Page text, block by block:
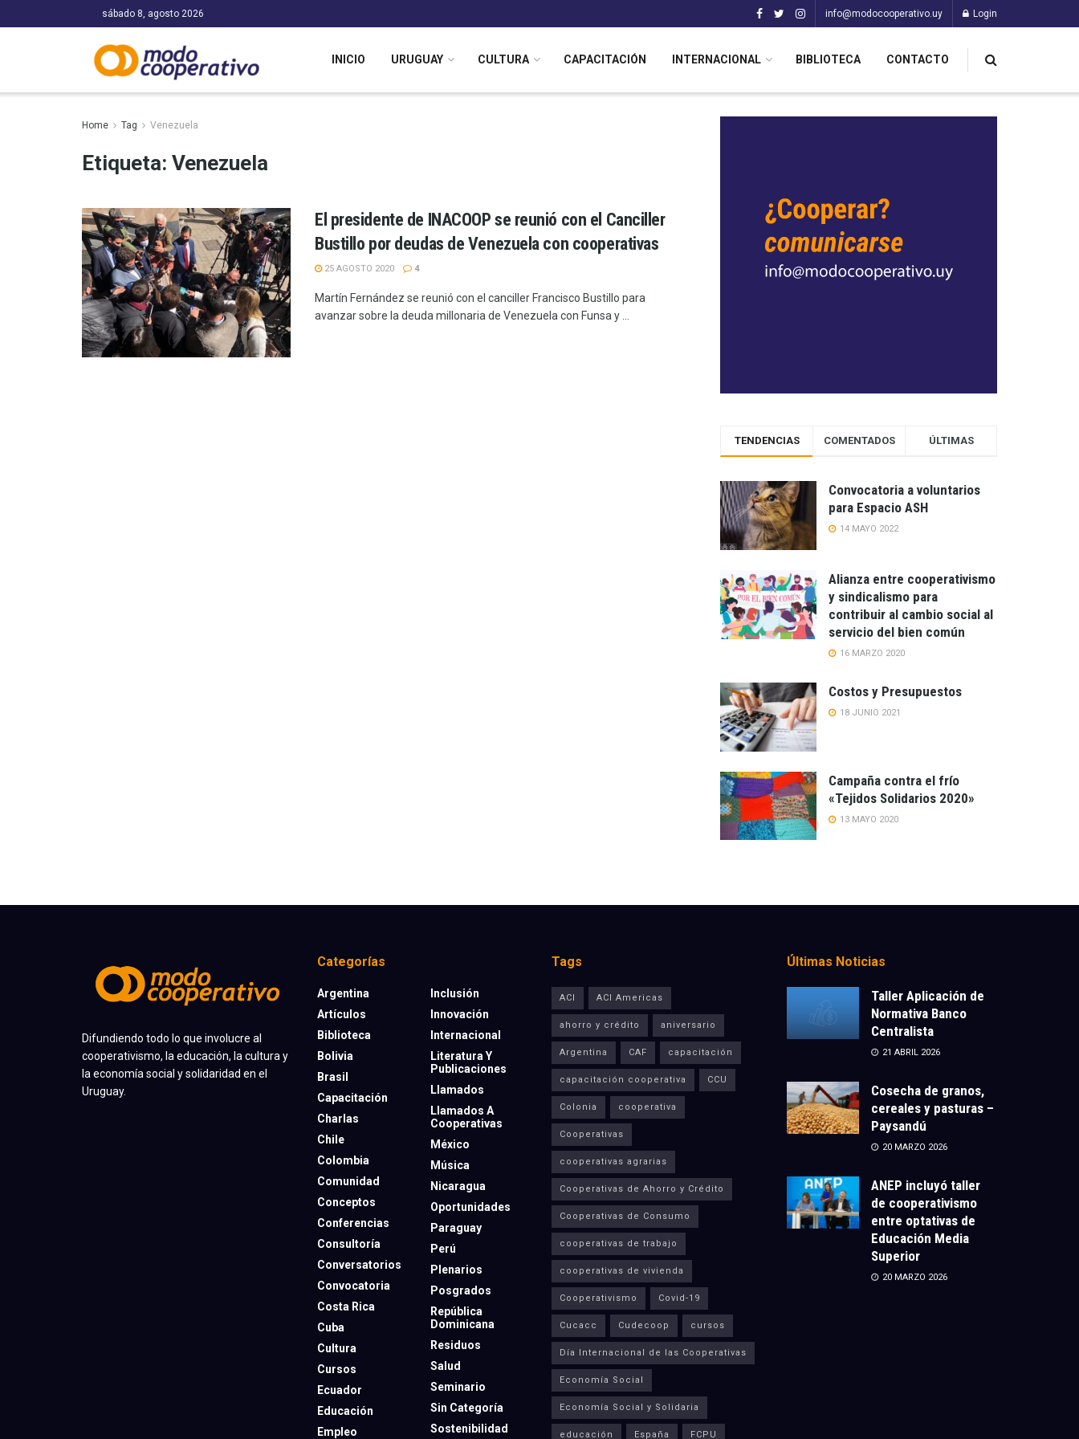
sábado 8, agosto 2026 info@modocooperativo.uy Login
INICIO URUGUAY CULTURA CAPACITACIÓN INTERNACIONAL BIBLIOTECA CONTACTO
Home Tag Venezuela
Etiqueta: Venezuela
El presidente de INACOOP se reunió con el Canciller
Bustillo por deudas de Venezuela con cooperativas
25 AGOSTO 2020 4
Martín Fernández se reunió con el canciller Francisco Bustillo para
avanzar sobre la deuda millonaria de Venezuela con Funsa y ...
TENDENCIAS COMENTADOS ÚLTIMAS
Convocatoria a voluntarios
para Espacio ASH
14 MAYO 2022
Alianza entre cooperativismo
y sindicalismo para
contribuir al cambio social al
servicio del bien común
16 MARZO 2020
Costos y Presupuestos
18 JUNIO 2021
Campaña contra el frío
«Tejidos Solidarios 2020»
13 MAYO 2020
Difundiendo todo lo que involucre al
cooperativismo, la educación, la cultura y
la economía social y solidaridad en el
Uruguay.
Categorías
Argentina
Artículos
Biblioteca
Bolivia
Brasil
Capacitación
Charlas
Chile
Colombia
Comunidad
Conceptos
Conferencias
Consultoría
Conversatorios
Convocatoria
Costa Rica
Cuba
Cultura
Cursos
Ecuador
Educación
Empleo
Inclusión
Innovación
Internacional
Literatura Y
Publicaciones
Llamados
Llamados A
Cooperativas
México
Música
Nicaragua
Oportunidades
Paraguay
Perú
Plenarios
Posgrados
República
Dominicana
Residuos
Salud
Seminario
Sin Categoría
Sostenibilidad
Tags
ACI ACI Americas
ahorro y crédito aniversario
Argentina CAF capacitación
capacitación cooperativa CCU
Colonia cooperativa
Cooperativas
cooperativas agrarias
Cooperativas de Ahorro y Crédito
Cooperativas de Consumo
cooperativas de trabajo
cooperativas de vivienda
Cooperativismo Covid-19
Cucacc Cudecoop cursos
Día Internacional de las Cooperativas
Economía Social
Economía Social y Solidaria
educación España FCPU
Últimas Noticias
Taller Aplicación de
Normativa Banco
Centralista
21 ABRIL 2026
Cosecha de granos,
cereales y pasturas –
Paysandú
20 MARZO 2026
ANEP incluyó taller
de cooperativismo
entre optativas de
Educación Media
Superior
20 MARZO 2026